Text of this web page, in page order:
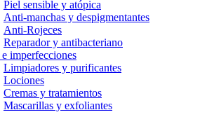
Piel sensible y atópica
Anti-manchas y despigmentantes
Anti-Rojeces
Reparador y antibacteriano
imperfecciones
Limpiadores y purificantes
Lociones
Cremas y tratamientos
Mascarillas y exfoliantes